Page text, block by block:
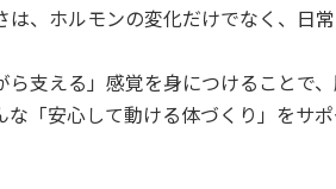
は、ホルモンの変化だけでなく、日
ら支える」感覚を身につけることで
な「安心して動ける体づくり」をサポ